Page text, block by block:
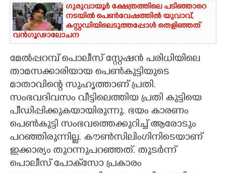
ഗുരുവായൂർ ക്ഷേത്രത്തിലെ പടിഞ്ഞാറെ
നടയിൽ പെൺവേഷത്തിൽ യുവാവ്,​
കസ്റ്റഡിയിലെടുത്തപ്പോൾ തെളിഞ്ഞത്
വൻഗൂഢാലോചന
മേൽപ്പറമ്പ് പൊലീസ് സ്റ്റേഷൻ പരിധിയിലെ
താമസക്കാരിയായ പെൺകുട്ടിയുടെ
മാതാവിന്റെ സുഹൃത്താണ് പ്രതി.
സംഭവദിവസം വീട്ടിലെത്തിയ പ്രതി കുട്ടിയെ
പീഡിപ്പിക്കുകയായിരുന്നു. ഭയം കാരണം
പെൺകുട്ടി സംഭവത്തെക്കുറിച്ച് ആരോടും
പറഞ്ഞിരുന്നില്ല. കൗൺസിലിംഗിനിടെയാണ്
ഇക്കാര്യം തുറന്നുപറഞ്ഞത്. തുടർന്ന്
പൊലീസ് പോക്‌സോ പ്രകാരം